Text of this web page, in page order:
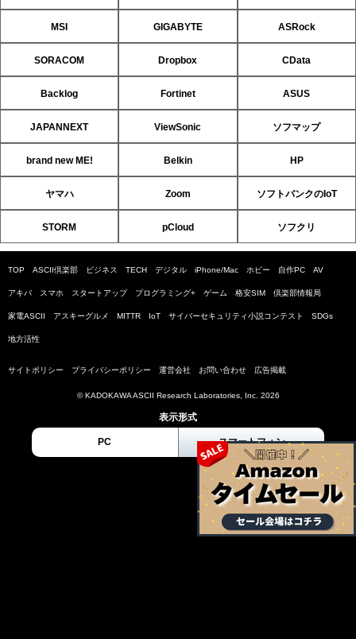
MSI GIGABYTE ASRock
SORACOM Dropbox CData
Backlog Fortinet ASUS
JAPANNEXT ViewSonic ソフマップ
brand new ME! Belkin HP
ヤマハ Zoom ソフトバンクのIoT
STORM pCloud ソフクリ
TOP ASCII倶楽部 ビジネス TECH デジタル iPhone/Mac ホビー 自作PC AV
アキバ スマホ スタートアップ プログラミング+ ゲーム 格安SIM 倶楽部情報局
家電ASCII アスキーグルメ MITTR IoT サイバーセキュリティ小説コンテスト SDGs
地方活性
サイトポリシー プライバシーポリシー 運営会社 お問い合わせ 広告掲載
© KADOKAWA ASCII Research Laboratories, Inc. 2026
表示形式
PC スマートフォン